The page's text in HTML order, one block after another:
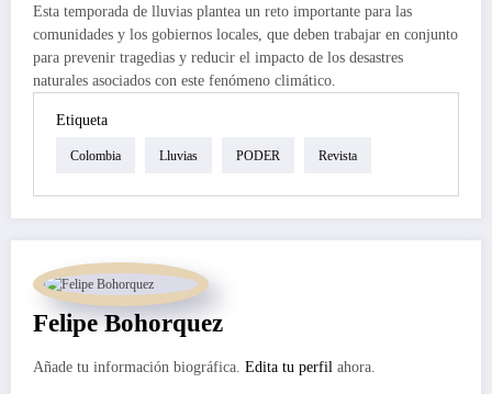
Esta temporada de lluvias plantea un reto importante para las
comunidades y los gobiernos locales, que deben trabajar en conjunto
para prevenir tragedias y reducir el impacto de los desastres
naturales asociados con este fenómeno climático.
Etiqueta
Colombia Lluvias PODER Revista
Felipe Bohorquez
Añade tu información biográfica. Edita tu perfil ahora.